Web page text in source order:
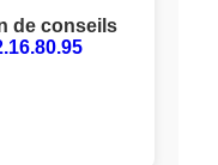
de conseils